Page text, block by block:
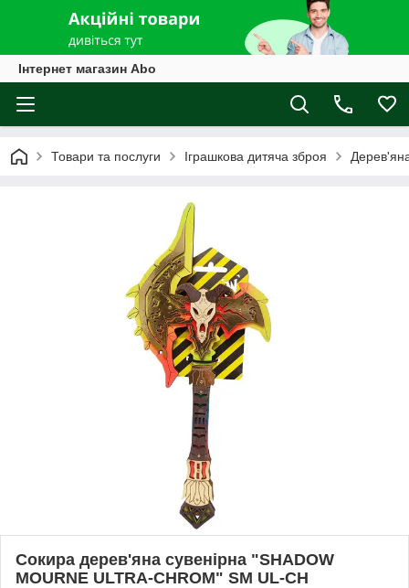
Інтернет магазин Abo
Товари та послуги Іграшкова дитяча зброя
Сокира дерев'яна сувенірна "SHADOW
MOURNE ULTRA-CHROM" SM UL-СH